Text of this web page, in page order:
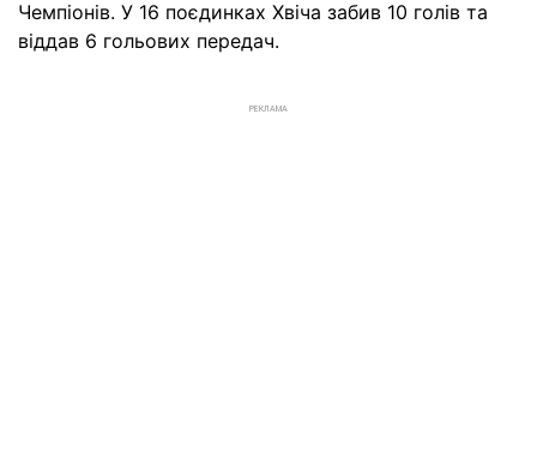
Чемпіонів. У 16 поєдинках Хвіча забив 10 голів та
віддав 6 гольових передач.
РЕКЛАМА